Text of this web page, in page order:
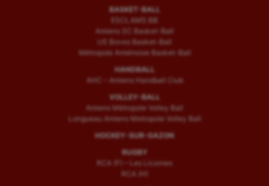
BASKET-BALL
ESCLAMS BB
Amiens SC Basket-Ball
US Boves Basket-Ball
Métropole Amiénoise Basket-Ball
HANDBALL
AHC – Amiens Handball Club
VOLLEY-BALL
Amiens Métropole Volley Ball
Longueau Amiens Metropole Volley Ball
HOCKEY-SUR-GAZON
RUGBY
RCA (F) – Les Licornes
RCA (H)